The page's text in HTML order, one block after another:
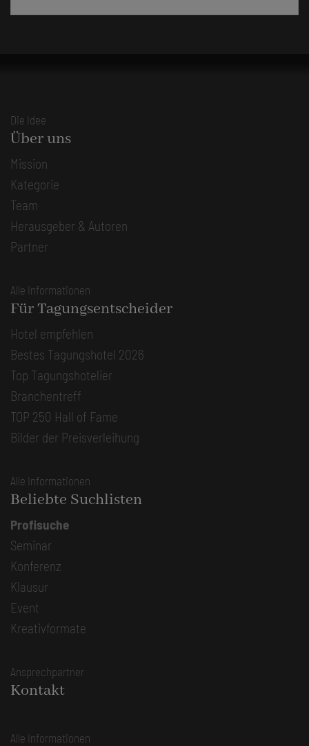
Die Idee
Über uns
Mission
Kategorie
Team
Herausgeber & Autoren
Partner
Alle Informationen
Für Tagungsentscheider
Hotel empfehlen
Bestes Tagungshotel 2026
Top Tagungshotelier
Branchentreff
TOP 250 Hall of Fame
Bilder der Preisverleihung
Alle Informationen
Beliebte Suchlisten
Profisuche
Seminar
Konferenz
Klausur
Event
Kreativformate
Ansprechpartner
Kontakt
Alle Informationen